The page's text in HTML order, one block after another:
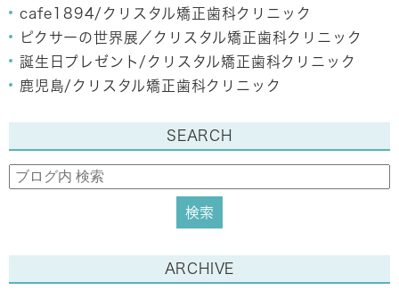
cafe1894/クリスタル矯正歯科クリニック
ピクサーの世界展／クリスタル矯正歯科クリニック
誕生日プレゼント/クリスタル矯正歯科クリニック
鹿児島/クリスタル矯正歯科クリニック
SEARCH
ARCHIVE